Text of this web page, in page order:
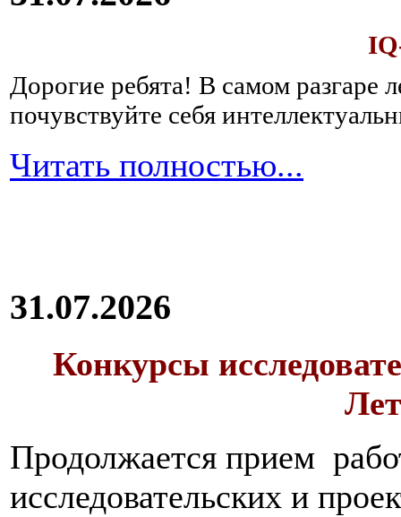
Дорогие ребята! В самом разгаре
почувствуйте себя
Читать полностью...
31.07.2026
Конкурсы
Продолжается прием
исследовательских и